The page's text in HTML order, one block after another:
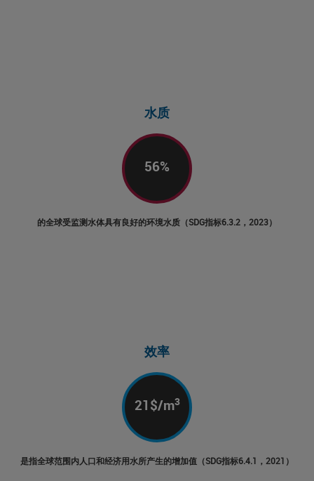
水质
56%
的全球受监测水体具有良好的环境水质（SDG指标6.3.2，2023）
效率
21$/m3
是指全球范围内人口和经济用水所产生的增加值（SDG指标6.4.1，2021）